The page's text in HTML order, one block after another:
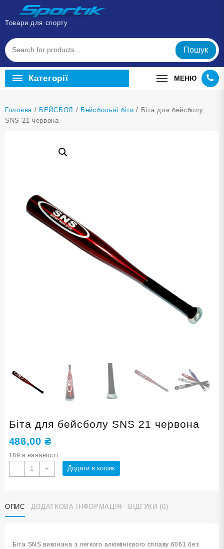
Перейти
вмісту
Товари для спорту
Пошук
Категорії МЕНЮ
Головна / БЕЙСБОЛ / Бейсбольні біти / Біта для бейсболу
SNS 21 червона
Біта для бейсболу SNS 21 червона
486,00₴
189 в наявності
-
Біта
для
21
червона
+ Додати в кошик
ОПИС ДОДАТКОВА ІНФОРМАЦІЯ ВІДГУКИ (0)
Біта SNS виконана з легкого алюмінієвого сплаву 6061 без